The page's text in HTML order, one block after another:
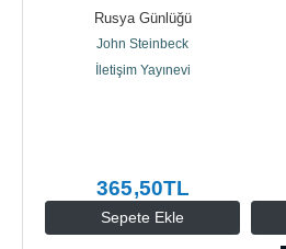
Sepete Ekle
Rusya Günlüğü
John Steinbeck
İletişim Yayınevi
365,50TL